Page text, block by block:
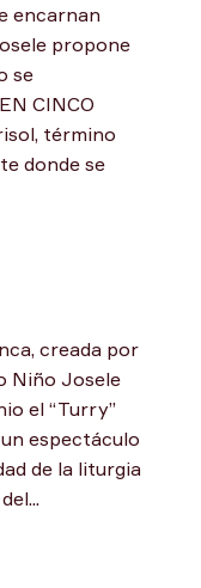
encarnan
propone
se
CINCO
término
donde se
creada por
Niño Josele
el “Turry”
espectáculo
de la liturgia